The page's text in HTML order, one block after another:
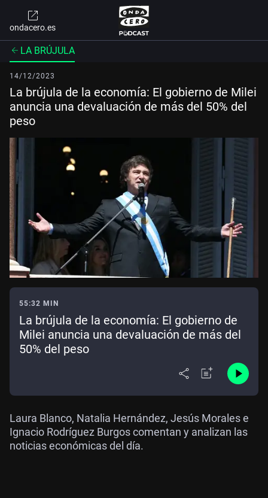
ondacero.es
LA BRÚJULA
14/12/2023
La brújula de la economía: El gobierno de Milei
anuncia una devaluación de más del 50% del
peso
55:32 MIN
La brújula de la economía: El gobierno de
Milei anuncia una devaluación de más del
50% del peso
Laura Blanco, Natalia Hernández, Jesús Morales e
Ignacio Rodríguez Burgos comentan y analizan las
noticias económicas del día.